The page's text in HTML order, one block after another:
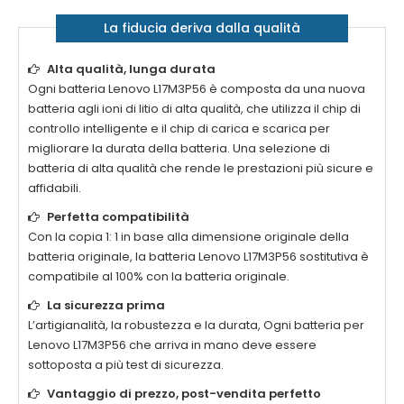
La fiducia deriva dalla qualità
Alta qualità, lunga durata
Ogni batteria Lenovo L17M3P56 è composta da una nuova
batteria agli ioni di litio di alta qualità, che utilizza il chip di
controllo intelligente e il chip di carica e scarica per
migliorare la durata della batteria. Una selezione di
batteria di alta qualità che rende le prestazioni più sicure e
affidabili.
Perfetta compatibilità
Con la copia 1: 1 in base alla dimensione originale della
batteria originale, la batteria Lenovo L17M3P56 sostitutiva è
compatibile al 100% con la batteria originale.
La sicurezza prima
L’artigianalità, la robustezza e la durata, Ogni batteria per
Lenovo L17M3P56 che arriva in mano deve essere
sottoposta a più test di sicurezza.
Vantaggio di prezzo, post-vendita perfetto